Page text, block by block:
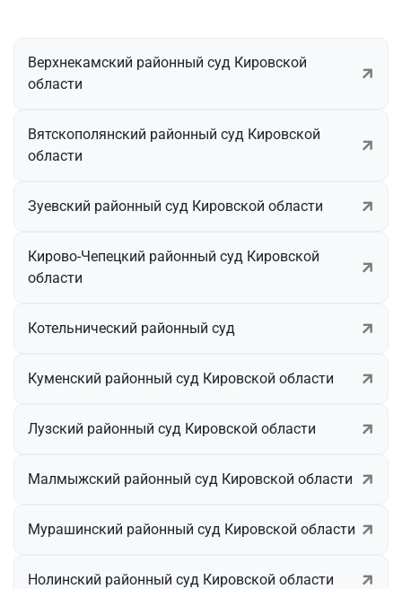
Верхнекамский районный суд Кировской
области
Вятскополянский районный суд Кировской
области
Зуевский районный суд Кировской области
Кирово-Чепецкий районный суд Кировской
области
Котельнический районный суд
Куменский районный суд Кировской области
Лузский районный суд Кировской области
Малмыжский районный суд Кировской области
Мурашинский районный суд Кировской области
Нолинский районный суд Кировской области